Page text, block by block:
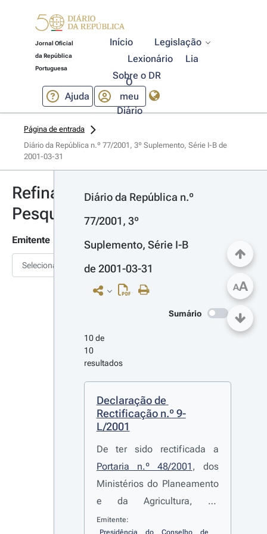
Jornal Oficial
da República
Portuguesa
Início
Legislação
Lexionário
Lia
Sobre o DR
Ajuda
O
meu
Diário
Página de entrada
Diário da República n.º 77/2001, 3º Suplemento, Série I-B de
2001-03-31
Refinar
Pesquisa
Emitente
Selecionar
Diário da República n.º
77/2001, 3º
Suplemento, Série I-B
de 2001-03-31
Sumário
10 de
10
resultados
Declaração de
Rectificação n.º 9-
L/2001
De ter sido rectificada a
Portaria n.º 48/2001 , dos
Ministérios do Planeamento
e da Agricultura, do
Desenvolvimento Rural e
Emitente:
Presidência do Conselho de
AA